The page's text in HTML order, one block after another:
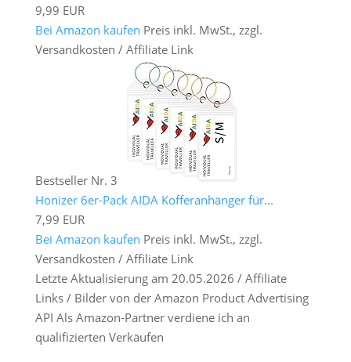
9,99 EUR
Bei Amazon kaufen Preis inkl. MwSt., zzgl.
Versandkosten / Affiliate Link
Bestseller Nr. 3
Honizer 6er-Pack AIDA Kofferanhänger für...
7,99 EUR
Bei Amazon kaufen Preis inkl. MwSt., zzgl.
Versandkosten / Affiliate Link
Letzte Aktualisierung am 20.05.2026 / Affiliate
Links / Bilder von der Amazon Product Advertising
API Als Amazon-Partner verdiene ich an
qualifizierten Verkäufen